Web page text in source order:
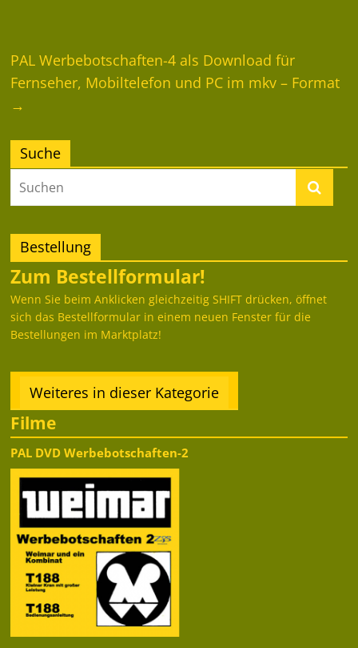
PAL Werbebotschaften-4 als Download für
Fernseher, Mobiltelefon und PC im mkv – Format
→
Suche
Bestellung
Zum Bestellformular!
Wenn Sie beim Anklicken gleichzeitig SHIFT drücken, öffnet
sich das Bestellformular in einem neuen Fenster für die
Bestellungen im Marktplatz!
Weiteres in dieser Kategorie
Filme
PAL DVD Werbebotschaften-2